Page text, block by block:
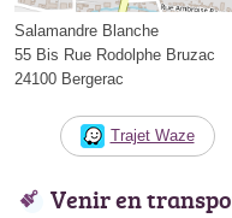
Salamandre Blanche
55 Bis Rue Rodolphe Bruzac
24100 Bergerac
Trajet Waze
Venir en